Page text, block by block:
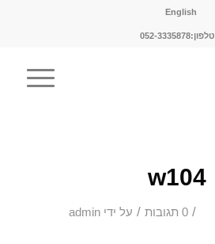
English
טלפון:052-3335878
w104
/ 0 תגובות / על ידי admin